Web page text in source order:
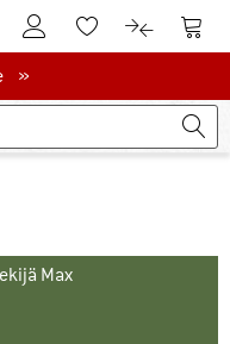
Tästä asiakastililleTästä toivelistalle.
Tästä
»
Max